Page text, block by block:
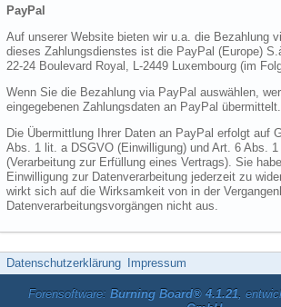
PayPal
Auf unserer Website bieten wir u.a. die Bezahlung
dieses Zahlungsdienstes ist die PayPal (Europe)
22-24 Boulevard Royal, L-2449 Luxembourg (im
Wenn Sie die Bezahlung via PayPal auswählen,
eingegebenen Zahlungsdaten an PayPal übermittelt.
Die Übermittlung Ihrer Daten an PayPal erfolgt auf
Abs. 1 lit. a DSGVO (Einwilligung) und Art. 6 Abs.
(Verarbeitung zur Erfüllung eines Vertrags). Sie
Einwilligung zur Datenverarbeitung jederzeit zu
wirkt sich auf die Wirksamkeit von in der
Datenverarbeitungsvorgängen nicht aus.
Datenschutzerklärung Impressum
Forensoftware: Burning Board® 4.1.21,